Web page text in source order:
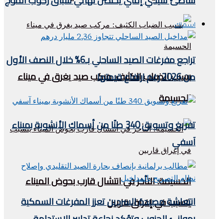
بسبب الضباب الكثيف: مركب صيد يغرق في ميناء
الحسيمة
الحسيمة: التأخر في انتشال قارب بحوض الميناء
يتسبب في إغراق قاربين
اسماك
تراجع مفرغات الصيد الساحلي بـ6% خلال النصف الأول
من 2026 رغم ارتفاع قيمتها
تفريغ وتسويق 340 طنًا من أسماك الأنشوبة بميناء
آسفي
انتعاشة مصيدة السردين تعزز المفرغات السمكية